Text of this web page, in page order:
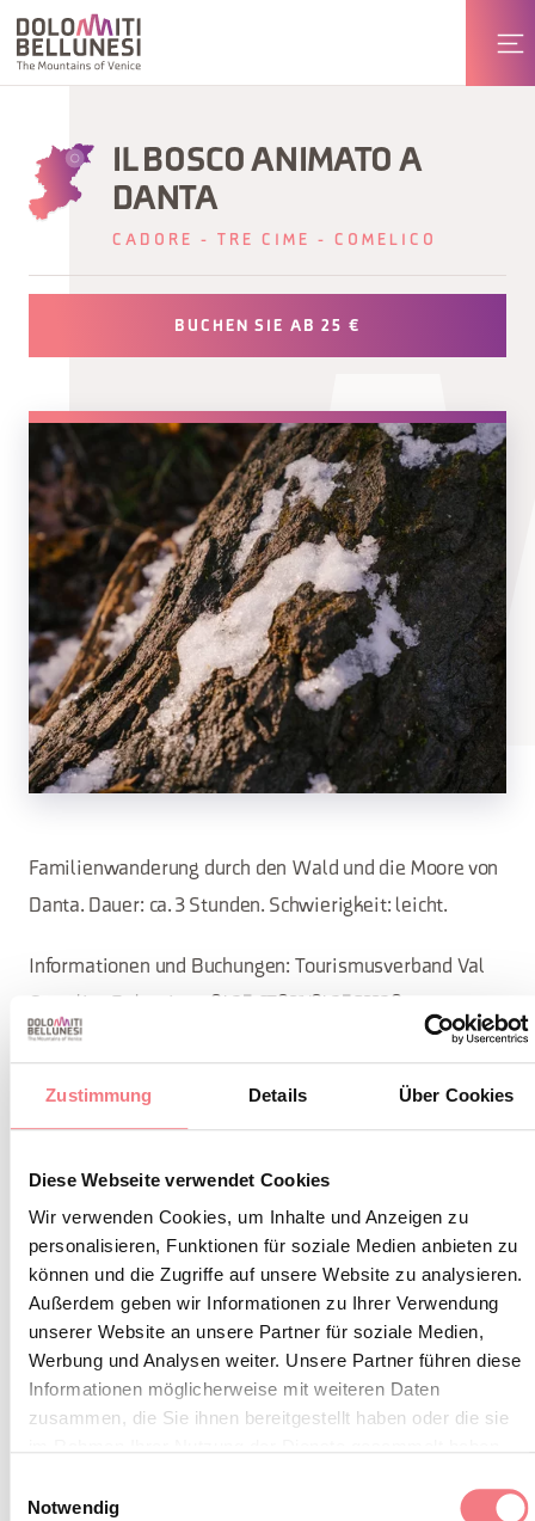
Zustimmung Details Über Cookies
Diese Webseite verwendet Cookies
Wir verwenden Cookies, um Inhalte und Anzeigen zu
personalisieren, Funktionen für soziale Medien anbieten zu
können und die Zugriffe auf unsere Website zu analysieren.
Außerdem geben wir Informationen zu Ihrer Verwendung
unserer Website an unsere Partner für soziale Medien,
Werbung und Analysen weiter. Unsere Partner führen diese
Informationen möglicherweise mit weiteren Daten
zusammen, die Sie ihnen bereitgestellt haben oder die sie
Notwendig
IL BOSCO ANIMATO A
DANTA
CADORE - TRE CIME - COMELICO
BUCHEN SIE AB 25 €
Familienwanderung durch den Wald und die Moore von
Danta. Dauer: ca. 3 Stunden. Schwierigkeit: leicht.
Informationen und Buchungen: Tourismusverband Val
dolomiti@valcomelico.it
INFORMATIONEN ANFORDERN